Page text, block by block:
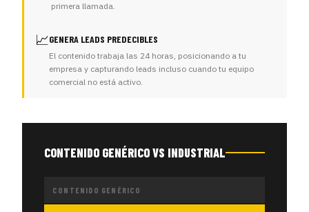
primera llamada.
📈GENERA LEADS PREDECIBLES
El contenido trabaja las 24 horas, posicionando a tu
empresa y capturando leads incluso cuando tu equipo
comercial no está activo.
CONTENIDO GENÉRICO VS INDUSTRIAL
CONTENIDO GENÉRICO